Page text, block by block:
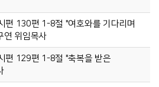
편 130편 1-8절 "여호와를 기다리며
연 위임목사
편 129편 1-8절 "축복을 받은